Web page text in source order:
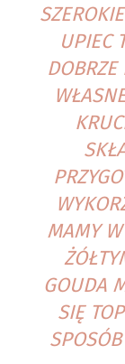
UPIEC
DOBRZE
MAMY W
GOUDA
SIĘ